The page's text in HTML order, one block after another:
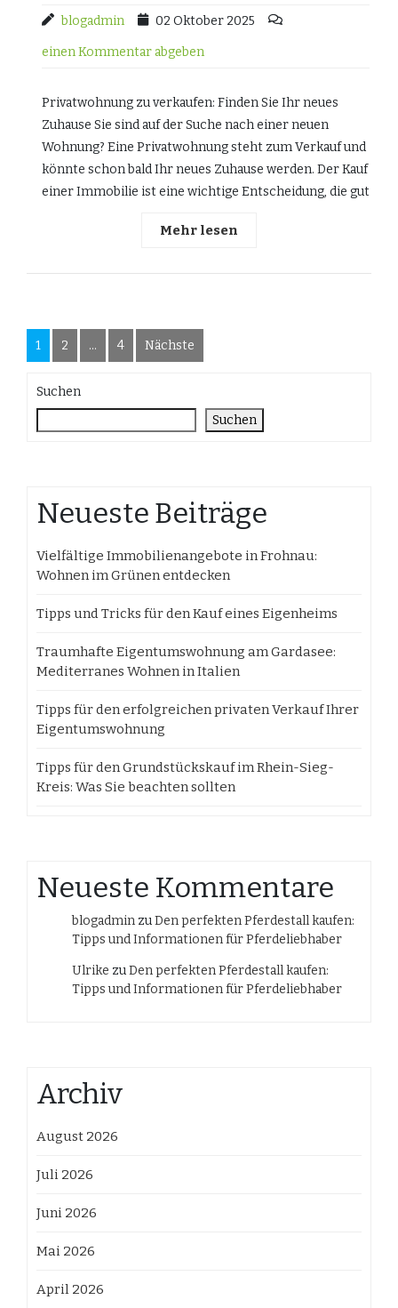
blogadmin 02 Oktober 2025
einen Kommentar abgeben
Privatwohnung zu verkaufen: Finden Sie Ihr neues
Zuhause Sie sind auf der Suche nach einer neuen
Wohnung? Eine Privatwohnung steht zum Verkauf und
könnte schon bald Ihr neues Zuhause werden. Der Kauf
einer Immobilie ist eine wichtige Entscheidung, die gut
Mehr lesen
Seitennummerierung
der
Beiträge
1 2 … 4 Nächste
Suchen
Suchen
Neueste Beiträge
Vielfältige Immobilienangebote in Frohnau:
Wohnen im Grünen entdecken
Tipps und Tricks für den Kauf eines Eigenheims
Traumhafte Eigentumswohnung am Gardasee:
Mediterranes Wohnen in Italien
Tipps für den erfolgreichen privaten Verkauf Ihrer
Eigentumswohnung
Tipps für den Grundstückskauf im Rhein-Sieg-
Kreis: Was Sie beachten sollten
Neueste Kommentare
blogadmin zuDen perfekten Pferdestall kaufen:
Tipps und Informationen für Pferdeliebhaber
Ulrike zuDen perfekten Pferdestall kaufen:
Tipps und Informationen für Pferdeliebhaber
Archiv
August 2026
Juli 2026
Juni 2026
Mai 2026
April 2026